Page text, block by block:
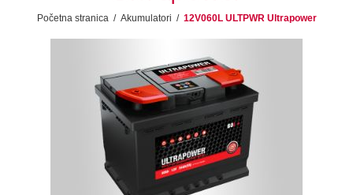
Početna stranica / Akumulatori / 12V060L ULTPWR Ultrapower